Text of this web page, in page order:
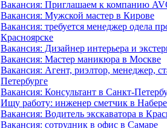
Вакансия: Приглашаем к компанию
Вакансия: Мужской мастер в Кирове
Вакансия: требуется менеджер одела
Красноярске
Вакансия: Дизайнер интерьера и
Вакансия: Мастер маникюра в Москве
Вакансия: Агент, риэлтор, менеджер,
Петербурге
Вакансия: Консультант в Санкт-
Ищу работу: инженер сметчик в
Вакансия: Водитель экскаватора в
Вакансия: сотрудник в офис в Самаре